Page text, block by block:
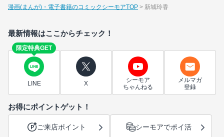
漫画(まんが)・電子書籍のコミックシーモアTOP 新城玲香
最新情報はここからチェック！
限定特典GET
LINE X
シーモア
ちゃんねる
メルマガ
登録
お得にポイントゲット！
ご来店ポイント シーモアでポイ活